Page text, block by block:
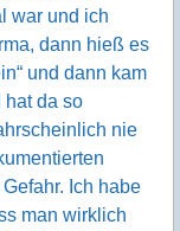
war und ich
dann hieß es
und dann kam
hat da so
nie
Ich habe
man wirklich